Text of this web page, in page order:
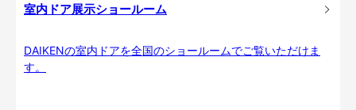
室内ドア展示ショールーム
DAIKENの室内ドアを全国のショールームでご覧いただけま
す。